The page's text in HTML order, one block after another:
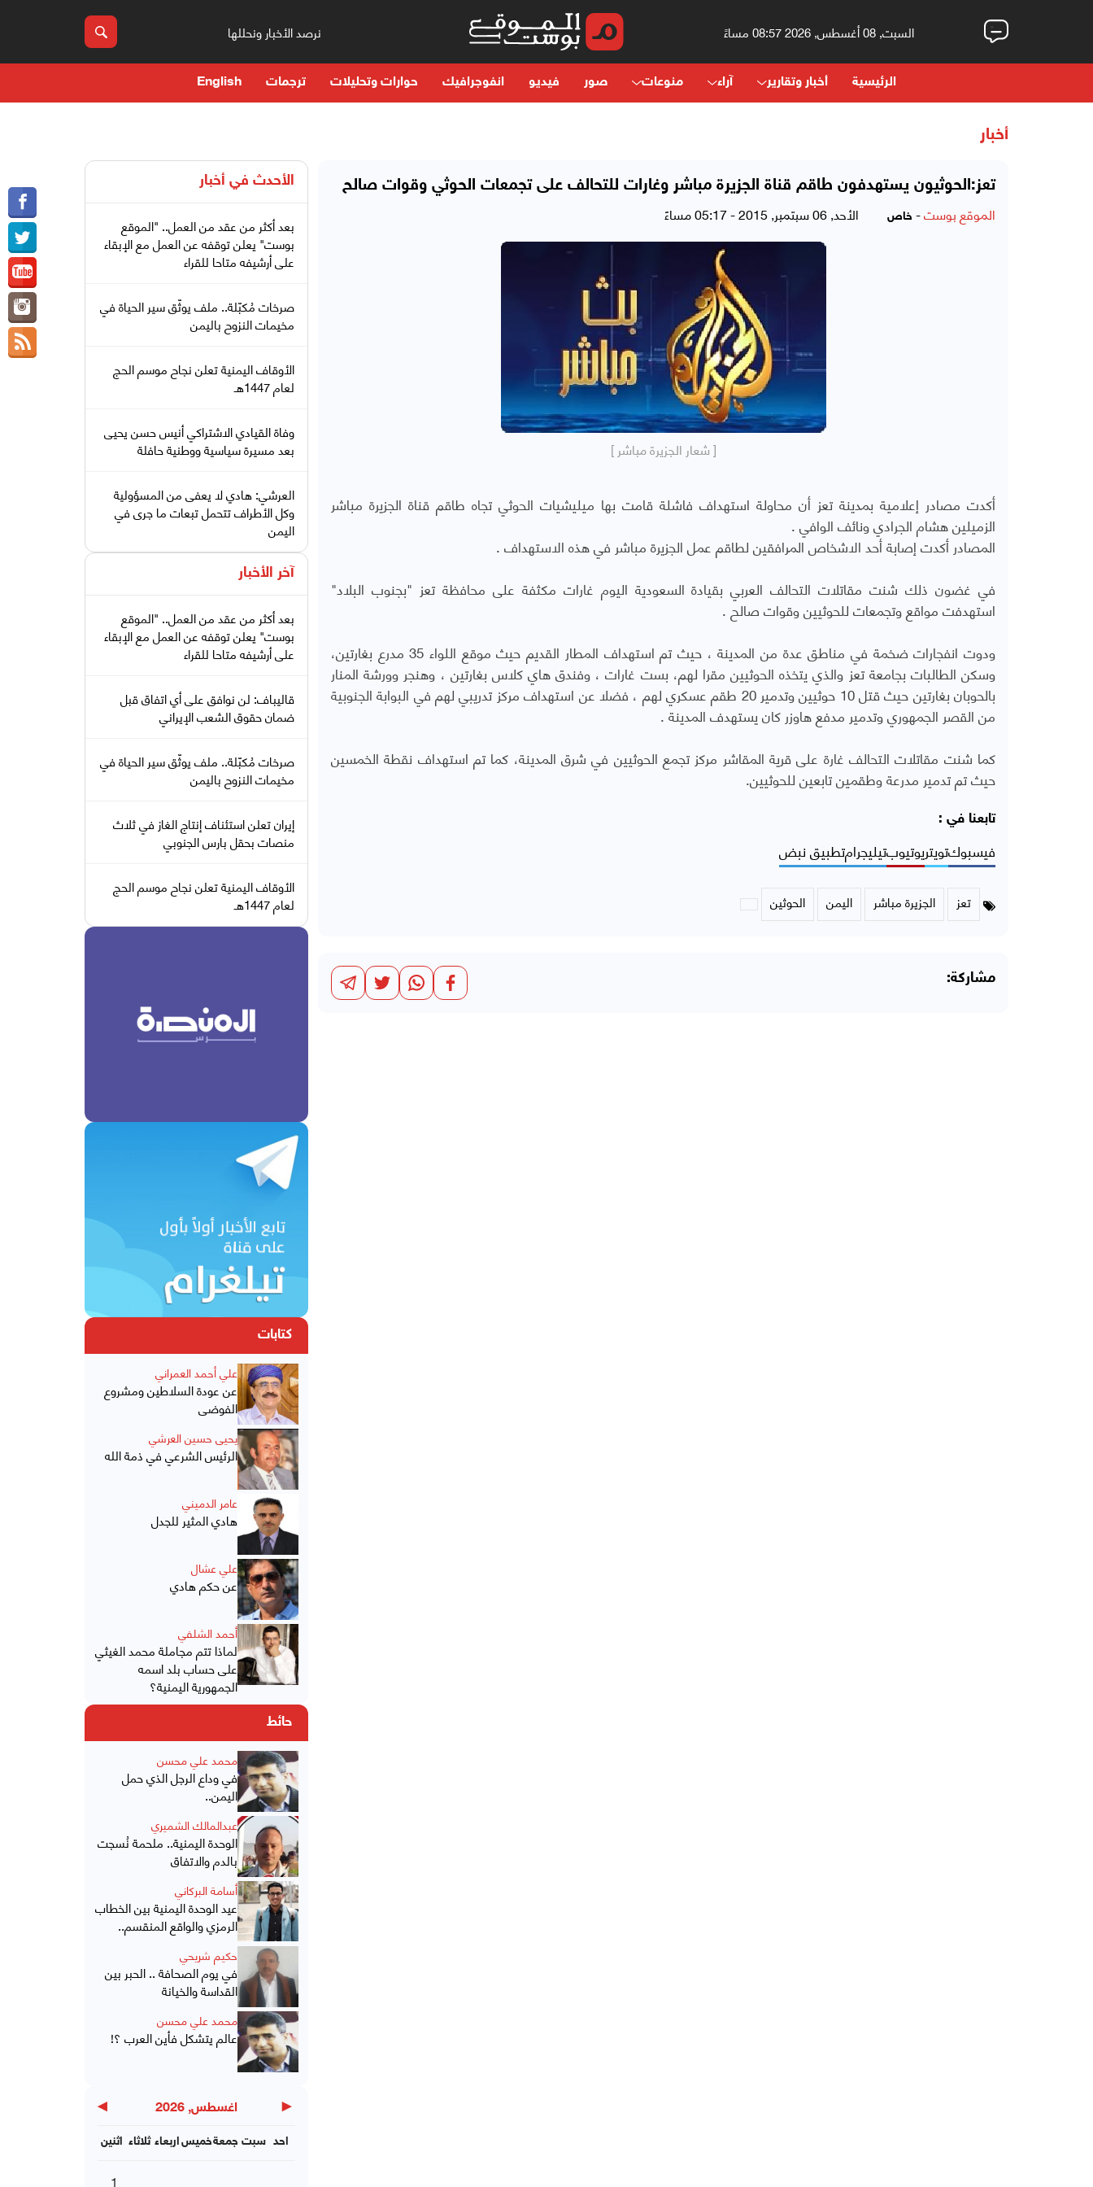
السبت, 08 أغسطس, 2026 08:57 مساءً نرصد الأخبار ونحللها
الرئيسية أخبار وتقارير آراء منوعات صور فيديو انفوجرافيك حوارات وتحليلات ترجمات English
أخبار
تعز:الحوثيون يستهدفون طاقم قناة الجزيرة مباشر وغارات للتحالف على تجمعات الحوثي وقوات صالح
الموقع بوست- خاص الأحد, 06 سبتمبر, 2015 - 05:17 مساءً
[ شعار الجزيرة مباشر ]
أكدت مصادر إعلامية بمدينة تعز أن محاولة استهداف فاشلة قامت بها ميليشيات الحوثي تجاه طاقم قناة الجزيرة مباشر
الزميلين هشام الجرادي ونائف الوافي .
المصادر أكدت إصابة أحد الاشخاص المرافقين لطاقم عمل الجزيرة مباشر في هذه الاستهداف .
في غضون ذلك شنت مقاتلات التحالف العربي بقيادة السعودية اليوم غارات مكثفة على محافظة تعز "بجنوب البلاد"
استهدفت مواقع وتجمعات للحوثيين وقوات صالح .
ودوت انفجارات ضخمة في مناطق عدة من المدينة ، حيث تم استهداف المطار القديم حيث موقع اللواء 35 مدرع بغارتين،
وسكن الطالبات بجامعة تعز والذي يتخذه الحوثيين مقرا لهم، بست غارات ، وفندق هاي كلاس بغارتين ، وهنجر وورشة المنار
بالحوبان بغارتين حيث قتل 10 حوثيين وتدمير 20 طقم عسكري لهم ، فضلا عن استهداف مركز تدريبي لهم في البوابة الجنوبية
من القصر الجمهوري وتدمير مدفع هاوزر كان يستهدف المدينة .
كما شنت مقاتلات التحالف غارة على قرية المقاشر مركز تجمع الحوثيين في شرق المدينة، كما تم استهداف نقطة الخمسين
حيث تم تدمير مدرعة وطقمين تابعين للحوثيين.
تابعنا في :
فيسبوكتويتريوتيوبتيليجرامتطبيق نبض
تعز الجزيرة مباشر اليمن الحوثين
مشاركة:
الأحدث في أخبار
بعد أكثر من عقد من العمل.. "الموقع
بوست" يعلن توقفه عن العمل مع الإبقاء
على أرشيفه متاحا للقراء
صرخات مُكبّلة.. ملف يوثّق سير الحياة في
مخيمات النزوح باليمن
الأوقاف اليمنية تعلن نجاح موسم الحج
لعام 1447هـ
وفاة القيادي الاشتراكي أنيس حسن يحيى
بعد مسيرة سياسية ووطنية حافلة
العرشي: هادي لا يعفى من المسؤولية
وكل الأطراف تتحمل تبعات ما جرى في
اليمن
آخر الأخبار
بعد أكثر من عقد من العمل.. "الموقع
بوست" يعلن توقفه عن العمل مع الإبقاء
على أرشيفه متاحا للقراء
قاليباف: لن نوافق على أي اتفاق قبل
ضمان حقوق الشعب الإيراني
صرخات مُكبّلة.. ملف يوثّق سير الحياة في
مخيمات النزوح باليمن
إيران تعلن استئناف إنتاج الغاز في ثلاث
منصات بحقل بارس الجنوبي
الأوقاف اليمنية تعلن نجاح موسم الحج
لعام 1447هـ
كتابات
علي أحمد العمراني
عن عودة السلاطين ومشروع
الفوضى
يحيى حسين العرشي
الرئيس الشرعي في ذمة الله
عامر الدميني
هادي المثير للجدل
علي عشال
عن حكم هادي
أحمد الشلفي
لماذا تتم مجاملة محمد الغيثي
على حساب بلد اسمه
الجمهورية اليمنية؟
حائط
محمد علي محسن
في وداع الرجل الذي حمل
اليمن..
عبدالمالك الشميري
الوحدة اليمنية.. ملحمة نُسجت
بالدم والاتفاق
أسامة البركاني
عيد الوحدة اليمنية بين الخطاب
الرمزي والواقع المنقسم..
حكيم شريحي
في يوم الصحافة .. الحبر بين
القداسة والخيانة
محمد علي محسن
عالم يتشكل فأين العرب ؟!
◀ اغسطس, 2026 ▶
اثنين ثلاثاء اربعاءخميسجمعة سبت احد
1